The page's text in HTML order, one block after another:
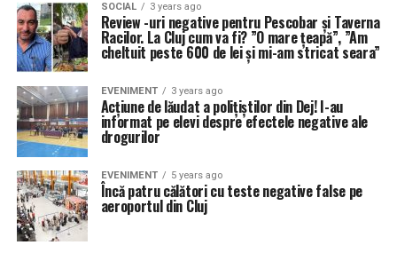
SOCIAL 3 years ago
Review -uri negative pentru Pescobar și Taverna
Racilor. La Cluj cum va fi? ”O mare țeapă”, ”Am
cheltuit peste 600 de lei și mi-am stricat seara”
EVENIMENT 3 years ago
Acțiune de lăudat a polițiștilor din Dej! I-au
informat pe elevi despre efectele negative ale
drogurilor
EVENIMENT 5 years ago
Încă patru călători cu teste negative false pe
aeroportul din Cluj